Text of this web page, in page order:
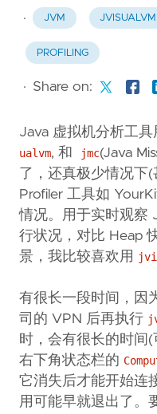
· JVM JVISUALVM
PROFILING
· Share on:
Java 虚拟机分析工
ualvm, 和 jmc(Java
了，还真极少情况下
Profiler 工具如
情况。用于实时观察
行状况，对比 Heap
景，我比较喜欢用
有很长一段时间，因
司的 VPN 后再执行
时，会有很长的时间(
右下角状态栏的
它消失后才能开始连
用可能早就退出了。